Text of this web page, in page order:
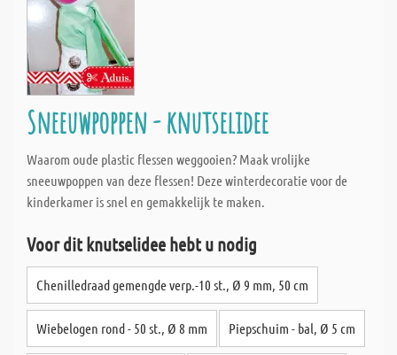
Sneeuwpoppen - knutselidee
Waarom oude plastic flessen weggooien? Maak vrolijke
sneeuwpoppen van deze flessen! Deze winterdecoratie voor de
kinderkamer is snel en gemakkelijk te maken.
Voor dit knutselidee hebt u nodig
Chenilledraad gemengde verp.-10 st., Ø 9 mm, 50 cm
Wiebelogen rond - 50 st., Ø 8 mm Piepschuim - bal, Ø 5 cm